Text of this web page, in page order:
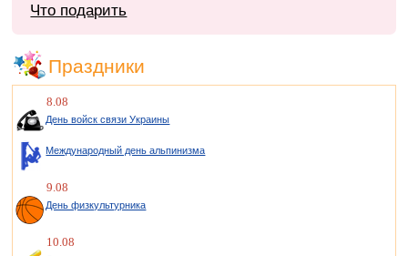
Что подарить
Праздники
8.08
День войск связи Украины
Международный день альпинизма
9.08
День физкультурника
10.08